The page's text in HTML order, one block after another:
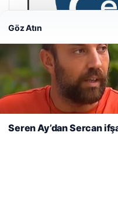
Web sitemizi nasıl
deneyiminizi
kullanıyoruz.Çerez
Reddet Kabul Et
Göz Atın
Seren Ay’dan Sercan